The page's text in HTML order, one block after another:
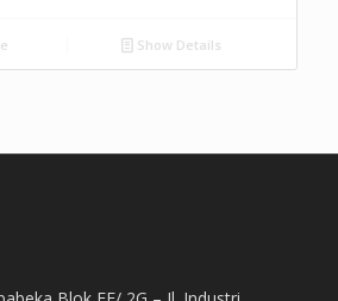
Show Details